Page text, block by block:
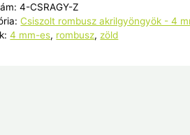
4-CSRAGY-Z
Csiszolt rombusz akrilgyöngyök - 4
4 mm-es, rombusz, zöld